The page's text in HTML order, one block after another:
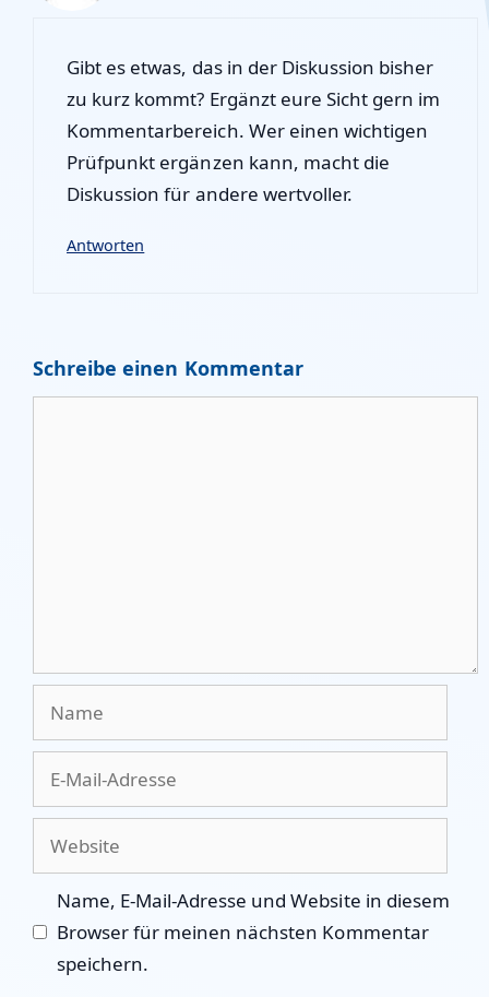
Gibt es etwas, das in der Diskussion bisher
zu kurz kommt? Ergänzt eure Sicht gern im
Kommentarbereich. Wer einen wichtigen
Prüfpunkt ergänzen kann, macht die
Diskussion für andere wertvoller.
Antworten
Schreibe einen Kommentar
Name, E-Mail-Adresse und Website in diesem
Browser für meinen nächsten Kommentar
speichern.